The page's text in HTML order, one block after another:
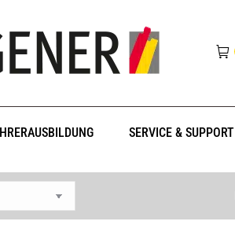
SERVICE & SUPPORT